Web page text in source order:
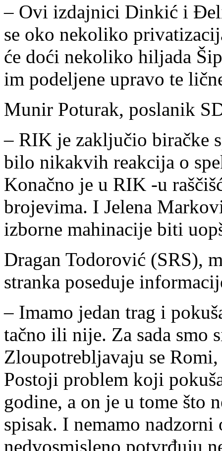
– Ovi izdajnici Dinkić i
se oko nekoliko
će doći nekoliko hiljada
im podeljene upravo te
Munir Poturak, poslanik
– RIK je zaključio biračke
bilo nikakvih reakcija o
Konačno je u RIK -u
brojevima. I Jelena
izborne mahinacije biti
Dragan Todorović (SRS),
stranka poseduje
– Imamo jedan trag i
tačno ili nije. Za sada smo
Zloupotrebljavaju se
Postoji problem koji
godine, a on je u tome što
spisak. I nemamo
nedvosmisleno potvrđuju